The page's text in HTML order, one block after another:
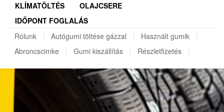
REGISZTRÁCIÓ
KLÍMATÖLTÉS
OLAJCSERE
IDŐPONT FOGLALÁS
Rólunk
Autógumi töltése gázzal
Használt gumik
Abroncscimke
Gumi kiszállítás Részletfizetés